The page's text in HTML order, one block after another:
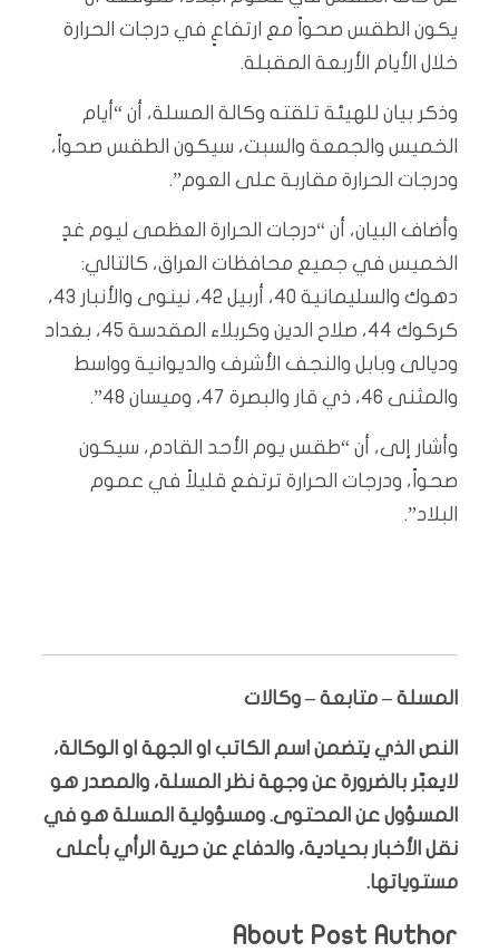
يكون الطقس صحواً مع ارتفاعٍ في درجات الحرارة
خلال الأيام الأربعة المقبلة.
وذكر بيان للهيئة تلقته وكالة المسلة، أن “أيام
الخميس والجمعة والسبت، سيكون الطقس صحواً،
ودرجات الحرارة مقاربة على العوم”.
وأضاف البيان، أن “درجات الحرارة العظمى ليوم غدٍ
الخميس في جميع محافظات العراق، كالتالي:
دهوك والسليمانية 40، أربيل 42، نينوى والأنبار 43،
كركوك 44، صلاح الدين وكربلاء المقدسة 45، بغداد
وديالى وبابل والنجف الأشرف والديوانية وواسط
والمثنى 46، ذي قار والبصرة 47، وميسان 48”.
وأشار إلى، أن “طقس يوم الأحد القادم، سيكون
صحواً، ودرجات الحرارة ترتفع قليلاً في عموم
البلاد”.
المسلة – متابعة – وكالات
النص الذي يتضمن اسم الكاتب او الجهة او الوكالة،
لايعبّر بالضرورة عن وجهة نظر المسلة، والمصدر هو
المسؤول عن المحتوى. ومسؤولية المسلة هو في
نقل الأخبار بحيادية، والدفاع عن حرية الرأي بأعلى
مستوياتها.
About Post Author